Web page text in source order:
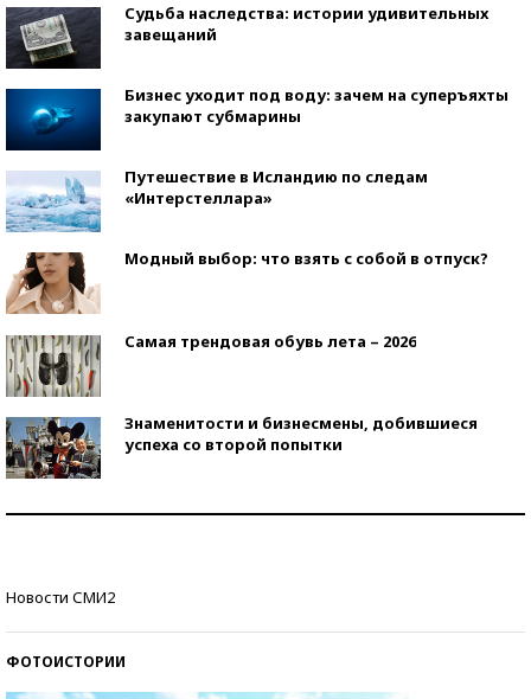
Судьба наследства: истории удивительных
завещаний
Бизнес уходит под воду: зачем на суперъяхты
закупают субмарины
Путешествие в Исландию по следам
«Интерстеллара»
Модный выбор: что взять с собой в отпуск?
Самая трендовая обувь лета – 2026
Знаменитости и бизнесмены, добившиеся
успеха со второй попытки
Новости СМИ2
ФОТОИСТОРИИ